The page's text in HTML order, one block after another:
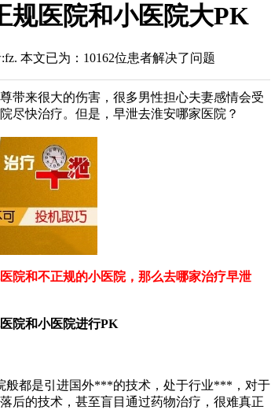
规医院和小医院大PK
本文已为 ：10162位患者解决了问题
来很大的伤害，很多男性担心夫妻感情会受
尽快治疗。但是，早泄去淮安哪家医院？
和不正规的小医院，那么去哪家治疗早泄
院和小医院进行PK
都是引进国外***的技术，处于行业***，对于
后的技术，甚至盲目通过药物治疗，很难真正